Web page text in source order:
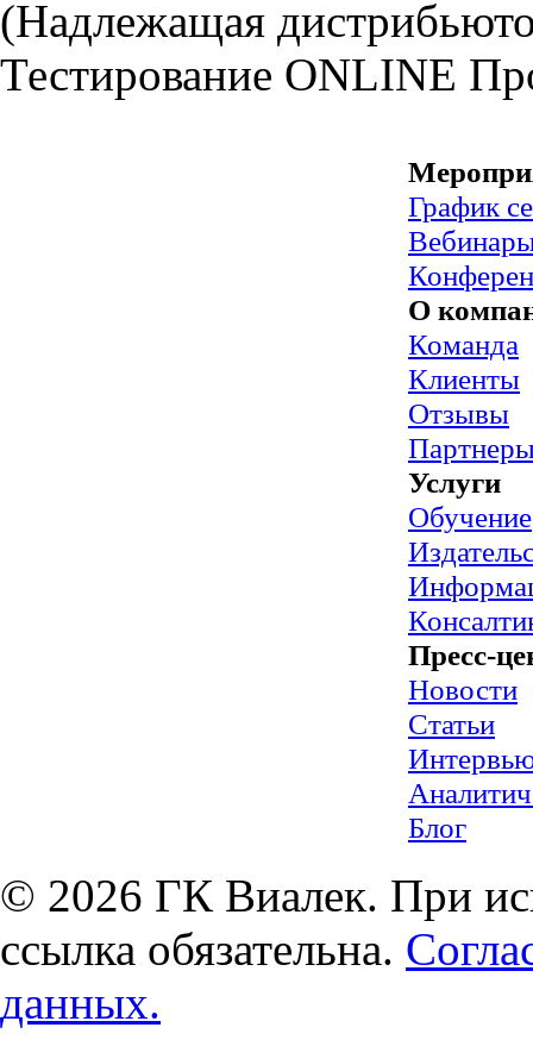
(Надлежащая
Тестирование ONLINE
График
О
Команда
Клиенты
Отзывы
Услуги
Обучение
Пресс-
Новости
Статьи
Блог
© 2026 ГК Виалек. При
ссылка обязательна.
данных.